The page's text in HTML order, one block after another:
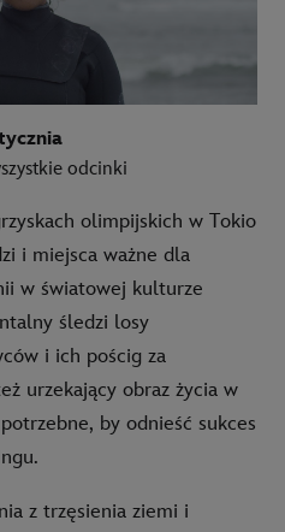
odcinki
olimpijskich w Tokio
i miejsca ważne dla
w światowej kulturze
śledzi losy
i ich pościg za
urzekający obraz życia w
by odnieść sukces
z trzęsienia ziemi i